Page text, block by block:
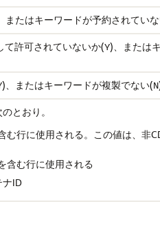
またはキーワードが予約されてい
許可されていないか(Y)、または
)、またはキーワードが複製でない(N
とおり。
む行に使用される。この値は、非
含む行に使用される
ナID